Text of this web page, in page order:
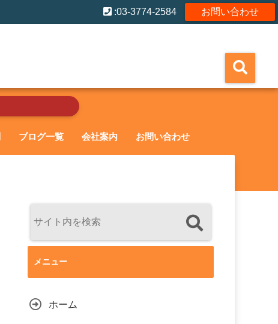
お問い合わせ
:03-3774-2584
ブログ一覧 会社案内 お問い合わせ
メニュー
ホーム